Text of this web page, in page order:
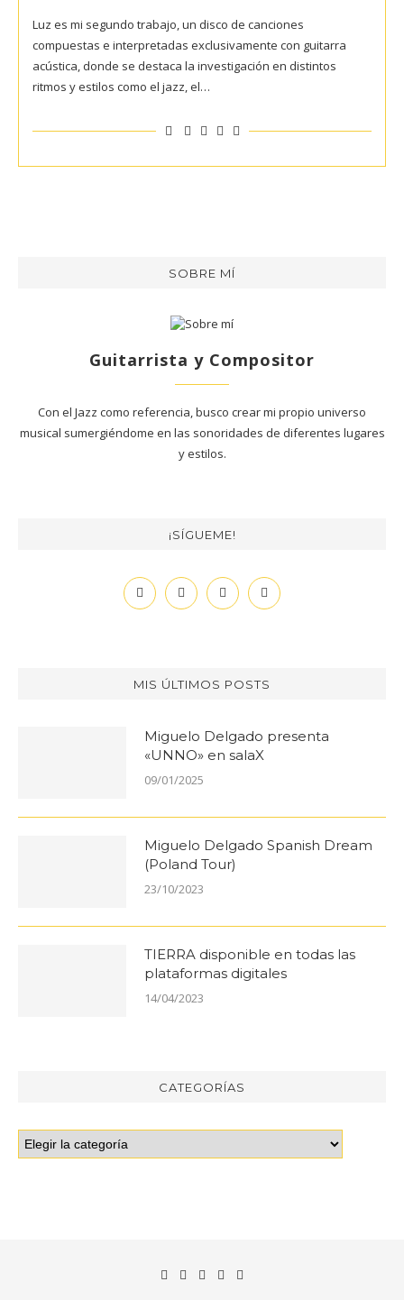
Luz es mi segundo trabajo, un disco de canciones
compuestas e interpretadas exclusivamente con guitarra
acústica, donde se destaca la investigación en distintos
ritmos y estilos como el jazz, el…
SOBRE MÍ
Guitarrista y Compositor
Con el Jazz como referencia, busco crear mi propio universo
musical sumergiéndome en las sonoridades de diferentes lugares
y estilos.
¡SÍGUEME!
MIS ÚLTIMOS POSTS
Miguelo Delgado presenta
«UNNO» en salaX
09/01/2025
Miguelo Delgado Spanish Dream
(Poland Tour)
23/10/2023
TIERRA disponible en todas las
plataformas digitales
14/04/2023
CATEGORÍAS